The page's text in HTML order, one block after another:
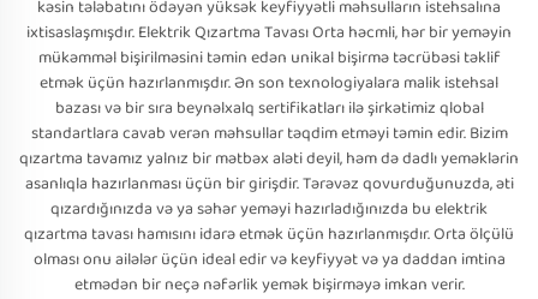
kəsin tələbatını ödəyən yüksək keyfiyyətli məhsulların istehsalına
ixtisaslaşmışdır. Elektrik Qızartma Tavası Orta həcmli, hər bir yeməyin
mükəmməl bişirilməsini təmin edən unikal bişirmə təcrübəsi təklif
etmək üçün hazırlanmışdır. Ən son texnologiyalara malik istehsal
bazası və bir sıra beynəlxalq sertifikatları ilə şirkətimiz qlobal
standartlara cavab verən məhsullar təqdim etməyi təmin edir. Bizim
qızartma tavamız yalnız bir mətbəx aləti deyil, həm də dadlı yeməklərin
asanlıqla hazırlanması üçün bir girişdir. Tərəvəz qovurduğunuzda, əti
qızardığınızda və ya səhər yeməyi hazırladığınızda bu elektrik
qızartma tavası hamısını idarə etmək üçün hazırlanmışdır. Orta ölçülü
olması onu ailələr üçün ideal edir və keyfiyyət və ya daddan imtina
etmədən bir neçə nəfərlik yemək bişirməyə imkan verir.